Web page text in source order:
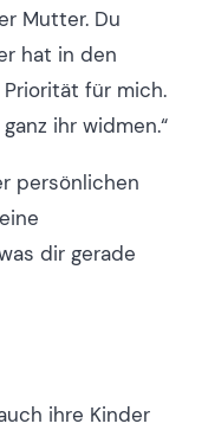
Mutter. Du
hat in den
für mich.
ihr widmen.“
persönlichen
dir gerade
ihre Kinder